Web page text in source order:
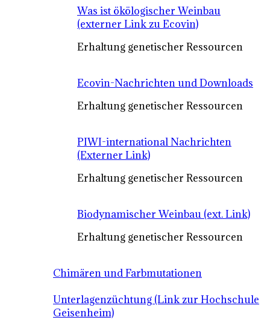
Was ist ökölogischer Weinbau
(externer Link zu Ecovin)
Erhaltung genetischer Ressourcen
Ecovin-Nachrichten und Downloads
Erhaltung genetischer Ressourcen
PIWI-international Nachrichten
(Externer Link)
Erhaltung genetischer Ressourcen
Biodynamischer Weinbau (ext. Link)
Erhaltung genetischer Ressourcen
Chimären und Farbmutationen
Unterlagenzüchtung (Link zur Hochschule
Geisenheim)